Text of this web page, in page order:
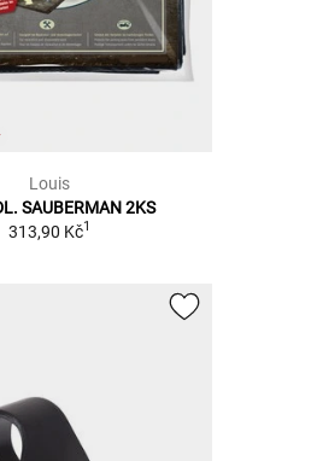
Louis
SAUBERMAN 2KS
313,90 Kč1